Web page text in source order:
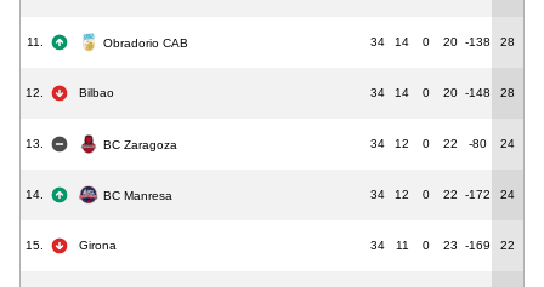
11. Obradorio CAB 34 14 0 20 -138 28
12. Bilbao 34 14 0 20 -148 28
13. BC Zaragoza 34 12 0 22 -80 24
14. BC Manresa 34 12 0 22 -172 24
15. Girona 34 11 0 23 -169 22